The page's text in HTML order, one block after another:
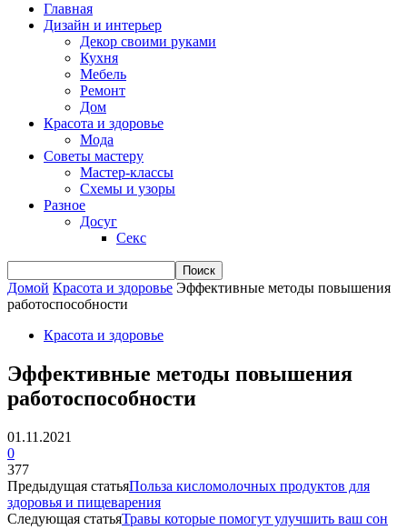
Главная
Дизайн и интерьер
Декор своими руками
Кухня
Мебель
Ремонт
Дом
Красота и здоровье
Мода
Советы мастеру
Мастер-классы
Схемы и узоры
Разное
Досуг
Секс
Домой Красота и здоровье Эффективные методы повышения
работоспособности
Красота и здоровье
Эффективные методы повышения
работоспособности
01.11.2021
0
377
Предыдущая статьяПольза кисломолочных продуктов для
здоровья и пищеварения
Следующая статьяТравы которые помогут улучшить ваш сон